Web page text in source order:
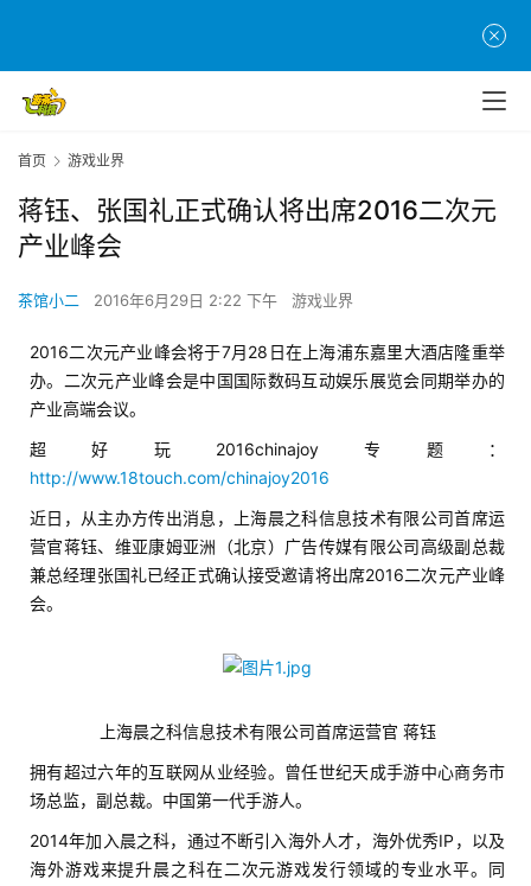
首页 游戏业界
蒋钰、张国礼正式确认将出席2016二次元
产业峰会
茶馆小二 2016年6月29日 2:22 下午 游戏业界
2016二次元产业峰会将于7月28日在上海浦东嘉里大酒店隆重举
办。二次元产业峰会是中国国际数码互动娱乐展览会同期举办的
产业高端会议。
超好玩2016chinajoy专题：
http://www.18touch.com/chinajoy2016
近日，从主办方传出消息，上海晨之科信息技术有限公司首席运
营官蒋钰、维亚康姆亚洲（北京）广告传媒有限公司高级副总裁
兼总经理张国礼已经正式确认接受邀请将出席2016二次元产业峰
会。
上海晨之科信息技术有限公司首席运营官 蒋钰
拥有超过六年的互联网从业经验。曾任世纪天成手游中心商务市
场总监，副总裁。中国第一代手游人。
2014年加入晨之科，通过不断引入海外人才，海外优秀IP，以及
海外游戏来提升晨之科在二次元游戏发行领域的专业水平。同